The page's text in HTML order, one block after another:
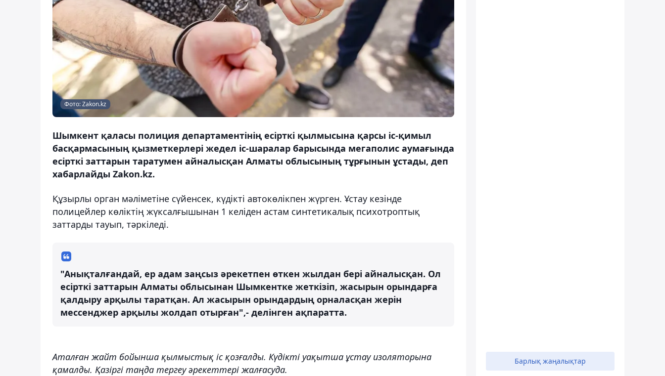
Фото: Zakon.kz
Шымкент қаласы полиция департаментінің есірткі қылмысына қарсы іс-қимыл
басқармасының қызметкерлері жедел іс-шаралар барысында мегаполис аумағында
есірткі заттарын таратумен айналысқан Алматы облысының тұрғынын ұстады, деп
хабарлайды Zakon.kz.
Құзырлы орган мәліметіне сүйенсек, күдікті автокөлікпен жүрген. Ұстау кезінде
полицейлер көліктің жүксалғышынан 1 келіден астам синтетикалық психотроптық
заттарды тауып, тәркіледі.
"Анықталғандай, ер адам заңсыз әрекетпен өткен жылдан бері айналысқан. Ол
есірткі заттарын Алматы облысынан Шымкентке жеткізіп, жасырын орындарға
қалдыру арқылы таратқан. Ал жасырын орындардың орналасқан жерін
мессенджер арқылы жолдап отырған",- делінген ақпаратта.
Аталған жайт бойынша қылмыстық іс қозғалды. Күдікті уақытша ұстау изоляторына
қамалды. Қазіргі таңда тергеу әрекеттері жалғасуда.
Барлық жаңалықтар